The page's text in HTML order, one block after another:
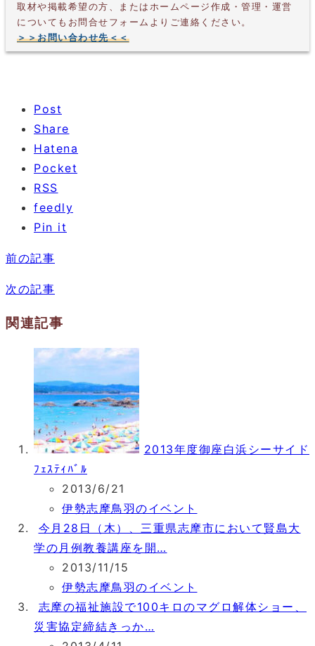
取材や掲載希望の方、またはホームページ作成・管理・運営
についてもお問合せフォームよりご連絡ください。
＞＞お問い合わせ先＜＜
Post
Share
Hatena
Pocket
RSS
feedly
Pin it
前の記事
次の記事
関連記事
2013年度御座白浜シーサイド
ﾌｪｽﾃｨﾊﾞﾙ
2013/6/21
伊勢志摩鳥羽のイベント
今月28日（木）、三重県志摩市において賢島大
学の月例教養講座を開…
2013/11/15
伊勢志摩鳥羽のイベント
志摩の福祉施設で100キロのマグロ解体ショー、
災害協定締結きっか…